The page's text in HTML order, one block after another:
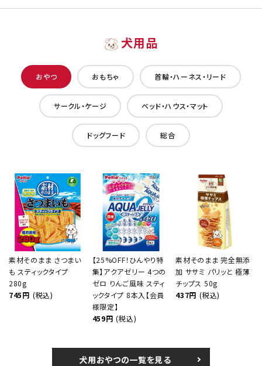
犬用品
おやつ おもちゃ 首輪・ハーネス・リード
サークル・ケージ ベッド・ハウス・マット
ドッグフード 総合
素材そのまま さつまい
も スティックタイプ
280g
745円 (税込)
【25%OFF！ひんやり特
集】アクアゼリー 4つの
ゼロ りんご風味 スティ
ックタイプ 8本入【会員
様限定】
459円 (税込)
素材そのまま 完全無添
加 ササミ パリッと 極薄
チップス 50g
437円 (税込)
犬用おやつの一覧を見る